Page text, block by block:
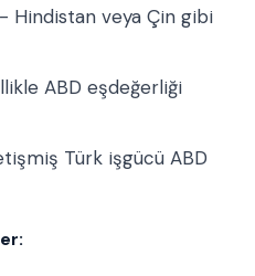
Hindistan veya Çin gibi
ABD eşdeğerliği
Türk işgücü ABD